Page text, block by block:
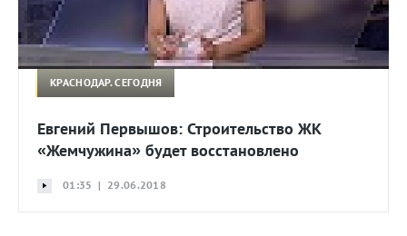
КРАСНОДАР. СЕГОДНЯ
Евгений Первышов: Строительство ЖК
«Жемчужина» будет восстановлено
01:35 | 29.06.2018